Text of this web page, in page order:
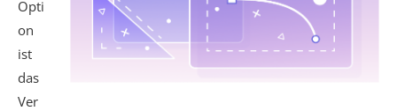
Opti
on
ist
das
Ver